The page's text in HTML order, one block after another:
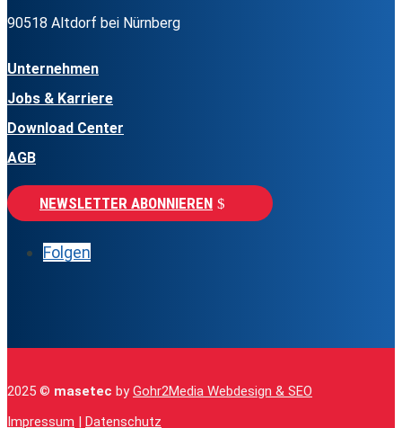
90518 Altdorf bei Nürnberg
Unternehmen
Jobs & Karriere
Download Center
AGB
NEWSLETTER ABONNIEREN
Folgen
2025 © masetec byGohr2Media Webdesign & SEO
Impressum | Datenschutz